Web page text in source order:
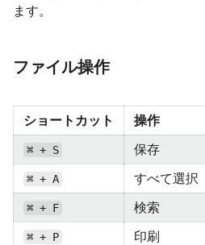
ます。
ファイル操作
ショートカット 操作
⌘ + S 保存
⌘ + A すべて選択
⌘ + F 検索
⌘ + P 印刷